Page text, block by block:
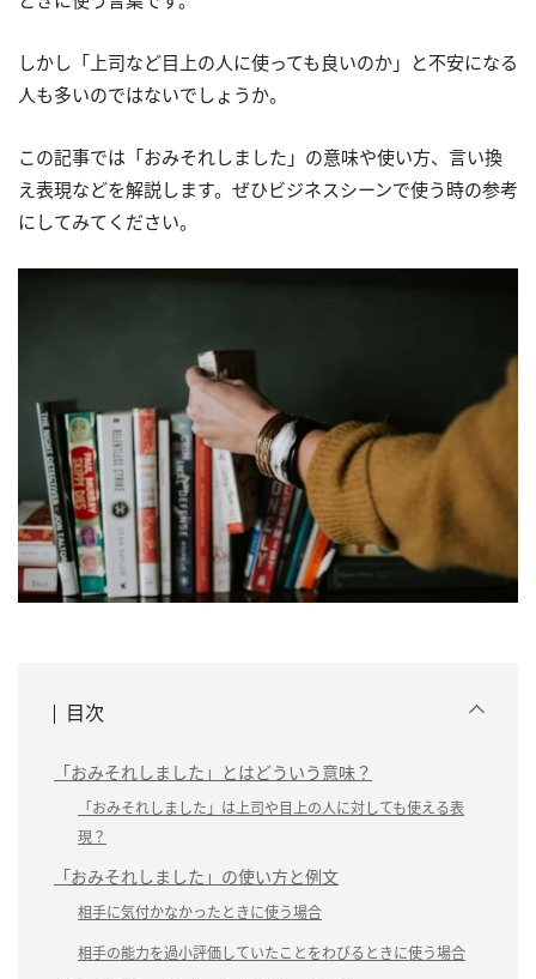
しかし「上司など目上の人に使っても良いのか」と不安になる
人も多いのではないでしょうか。
この記事では「おみそれしました」の意味や使い方、言い換
え表現などを解説します。ぜひビジネスシーンで使う時の参考
にしてみてください。
目次
「おみそれしました」とはどういう意味？
「おみそれしました」は上司や目上の人に対しても使える表
現？
「おみそれしました」の使い方と例文
相手に気付かなかったときに使う場合
相手の能力を過小評価していたことをわびるときに使う場合